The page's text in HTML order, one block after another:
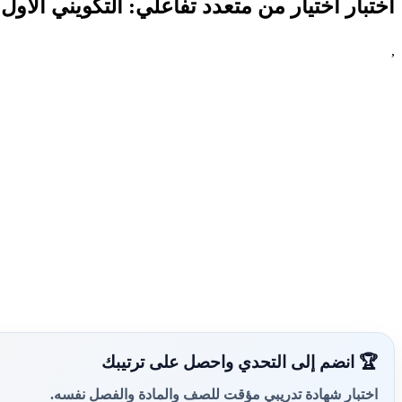
اختبار اختيار من متعدد تفاعلي: التكويني
,
🏆 انضم إلى التحدي واحصل على ترتيبك
اختبار شهادة تدريبي مؤقت للصف والمادة والفصل نفسه.